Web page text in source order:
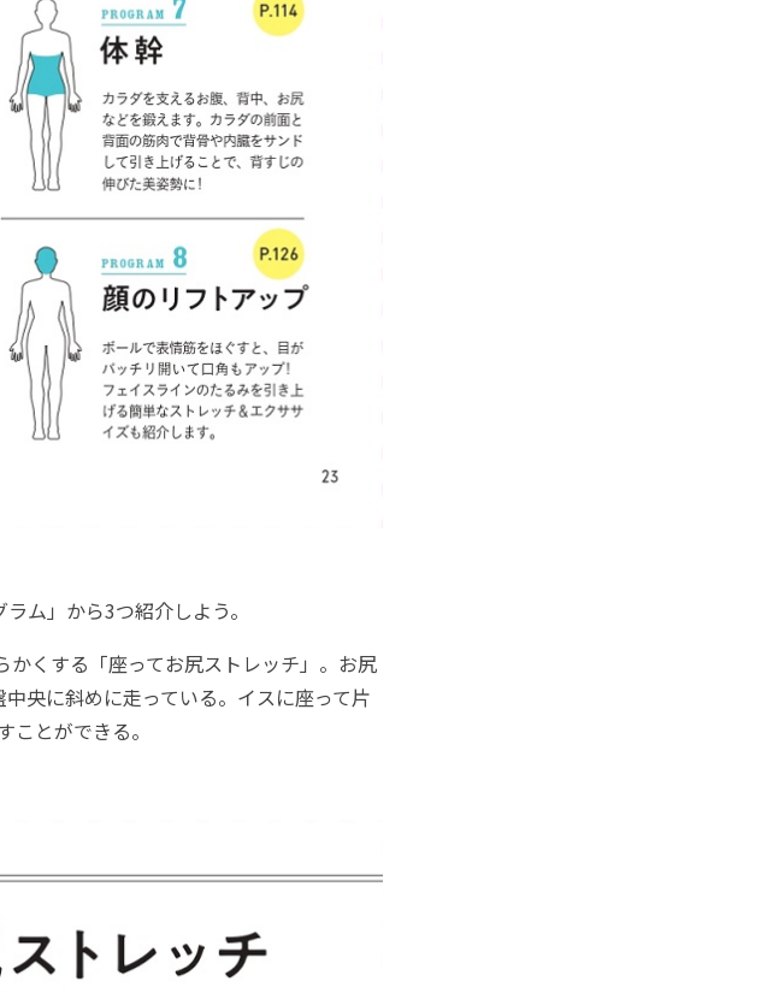
ム」から3つ紹介しよう。
くする「座ってお尻ストレッチ」。お尻
央に斜めに走っている。イスに座って片
とができる。